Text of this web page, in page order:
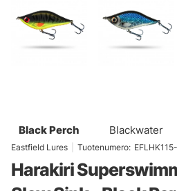
Black Perch Blackwater
Eastfield Lures Tuotenumero:
Harakiri